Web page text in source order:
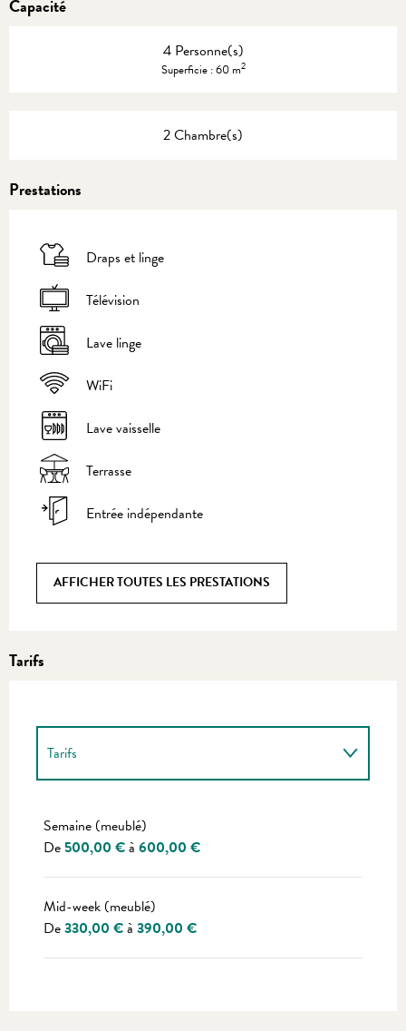
Capacité
4 Personne(s)
Superficie : 60 m2
2 Chambre(s)
Prestations
Draps et linge
Télévision
Lave linge
WiFi
Lave vaisselle
Terrasse
Entrée indépendante
AFFICHER TOUTES LES PRESTATIONS
Tarifs
Tarifs
Semaine (meublé)
De500,00 €à 600,00 €
Mid-week (meublé)
De330,00 €à 390,00 €